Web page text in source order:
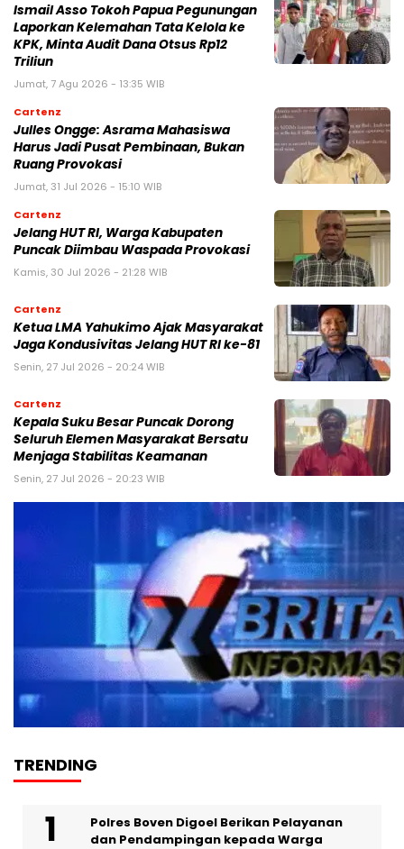
Ismail Asso Tokoh Papua Pegunungan
Laporkan Kelemahan Tata Kelola ke
KPK, Minta Audit Dana Otsus Rp12
Triliun
Jumat, 7 Agu 2026 - 13:35 WIB
Cartenz
Julles Ongge: Asrama Mahasiswa
Harus Jadi Pusat Pembinaan, Bukan
Ruang Provokasi
Jumat, 31 Jul 2026 - 15:10 WIB
Cartenz
Jelang HUT RI, Warga Kabupaten
Puncak Diimbau Waspada Provokasi
Kamis, 30 Jul 2026 - 21:28 WIB
Cartenz
Ketua LMA Yahukimo Ajak Masyarakat
Jaga Kondusivitas Jelang HUT RI ke-81
Senin, 27 Jul 2026 - 20:24 WIB
Cartenz
Kepala Suku Besar Puncak Dorong
Seluruh Elemen Masyarakat Bersatu
Menjaga Stabilitas Keamanan
Senin, 27 Jul 2026 - 20:23 WIB
TRENDING
Polres Boven Digoel Berikan Pelayanan
dan Pendampingan kepada Warga